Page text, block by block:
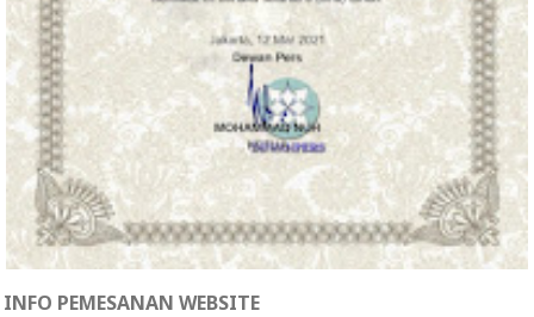
INFO PEMESANAN WEBSITE